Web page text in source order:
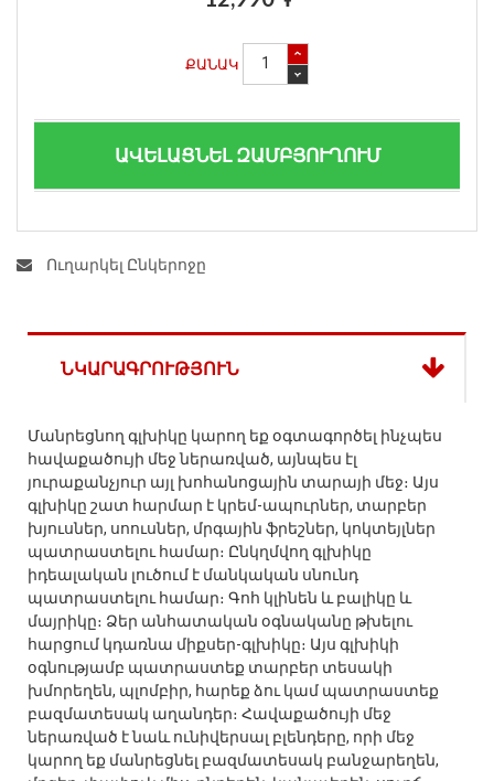
ՔԱՆԱԿ
ԱՎԵԼԱՑՆԵԼ ԶԱՄԲՅՈՒՂՈՒՄ
Ուղարկել Ընկերոջը
ՆԿԱՐԱԳՐՈՒԹՅՈՒՆ
Մանրեցնող գլխիկը կարող եք օգտագործել ինչպես
հավաքածույի մեջ ներառված, այնպես էլ
յուրաքանչյուր այլ խոհանոցային տարայի մեջ։ Այս
գլխիկը շատ հարմար է կրեմ-ապուրներ, տարբեր
խյուսներ, սոուսներ, մրգային ֆրեշներ, կոկտեյլներ
պատրաստելու համար։ Ընկղմվող գլխիկը
իդեալական լուծում է մանկական սնունդ
պատրաստելու համար։ Գոհ կլինեն և բալիկը և
մայրիկը։ Ձեր անհատական օգնականը թխելու
հարցում կդառնա միքսեր-գլխիկը։ Այս գլխիկի
օգնությամբ պատրաստեք տարբեր տեսակի
խմորեղեն, պլոմբիր, հարեք ձու կամ պատրաստեք
բազմատեսակ աղանդեր։ Հավաքածույի մեջ
ներառված է նաև ունիվերսալ բլենդերը, որի մեջ
կարող եք մանրեցնել բազմատեսակ բանջարեղեն,